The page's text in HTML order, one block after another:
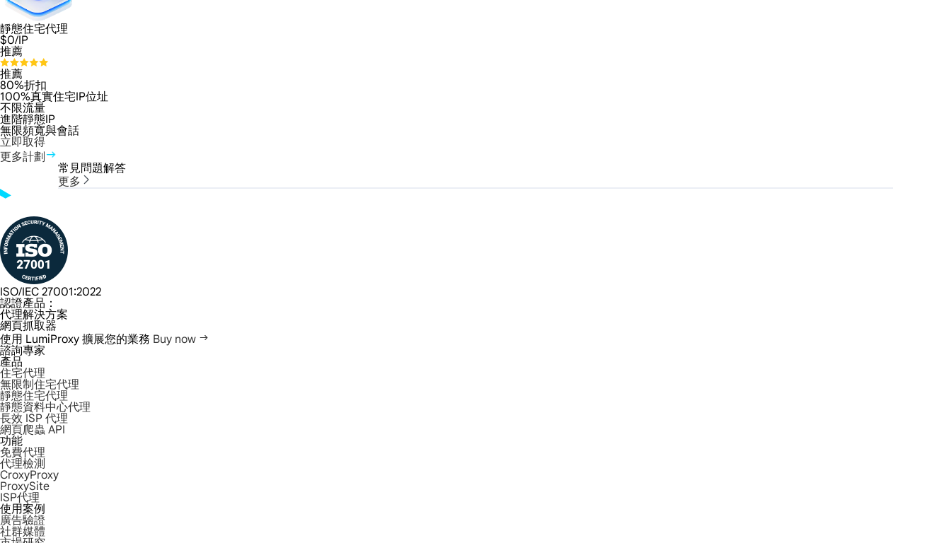
靜態住宅代理
$0/IP
推薦
推薦
80%折扣
100%真實住宅IP位址
不限流量
進階靜態IP
無限頻寬與會話
立即取得
更多計劃
常見問題解答
更多
ISO/IEC 27001:2022
認證產品：
代理解決方案
網頁抓取器
使用 LumiProxy 擴展您的業務 Buy now
諮詢專家
產品
住宅代理
無限制住宅代理
靜態住宅代理
靜態資料中心代理
長效 ISP 代理
網頁爬蟲 API
功能
免費代理
代理檢測
CroxyProxy
ProxySite
ISP代理
使用案例
廣告驗證
社群媒體